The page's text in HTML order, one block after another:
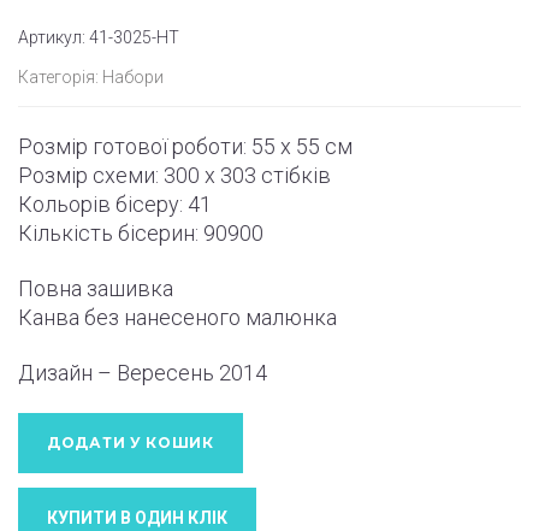
Артикул: 41-3025-НТ
Категорія: Набори
Розмір готової роботи: 55 x 55 см
Розмір схеми: 300 x 303 стібків
Кольорів бісеру: 41
Кількість бісерин: 90900
Повна зашивка
Канва без нанесеного малюнка
Дизайн – Вересень 2014
ДОДАТИ У КОШИК
КУПИТИ В ОДИН КЛIК